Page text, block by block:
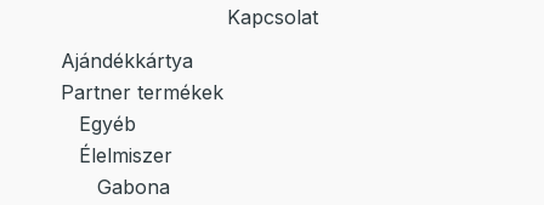
Kapcsolat
Ajándékkártya
Partner termékek
Egyéb
Élelmiszer
Gabona